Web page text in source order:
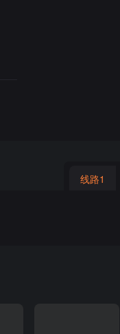
线路1